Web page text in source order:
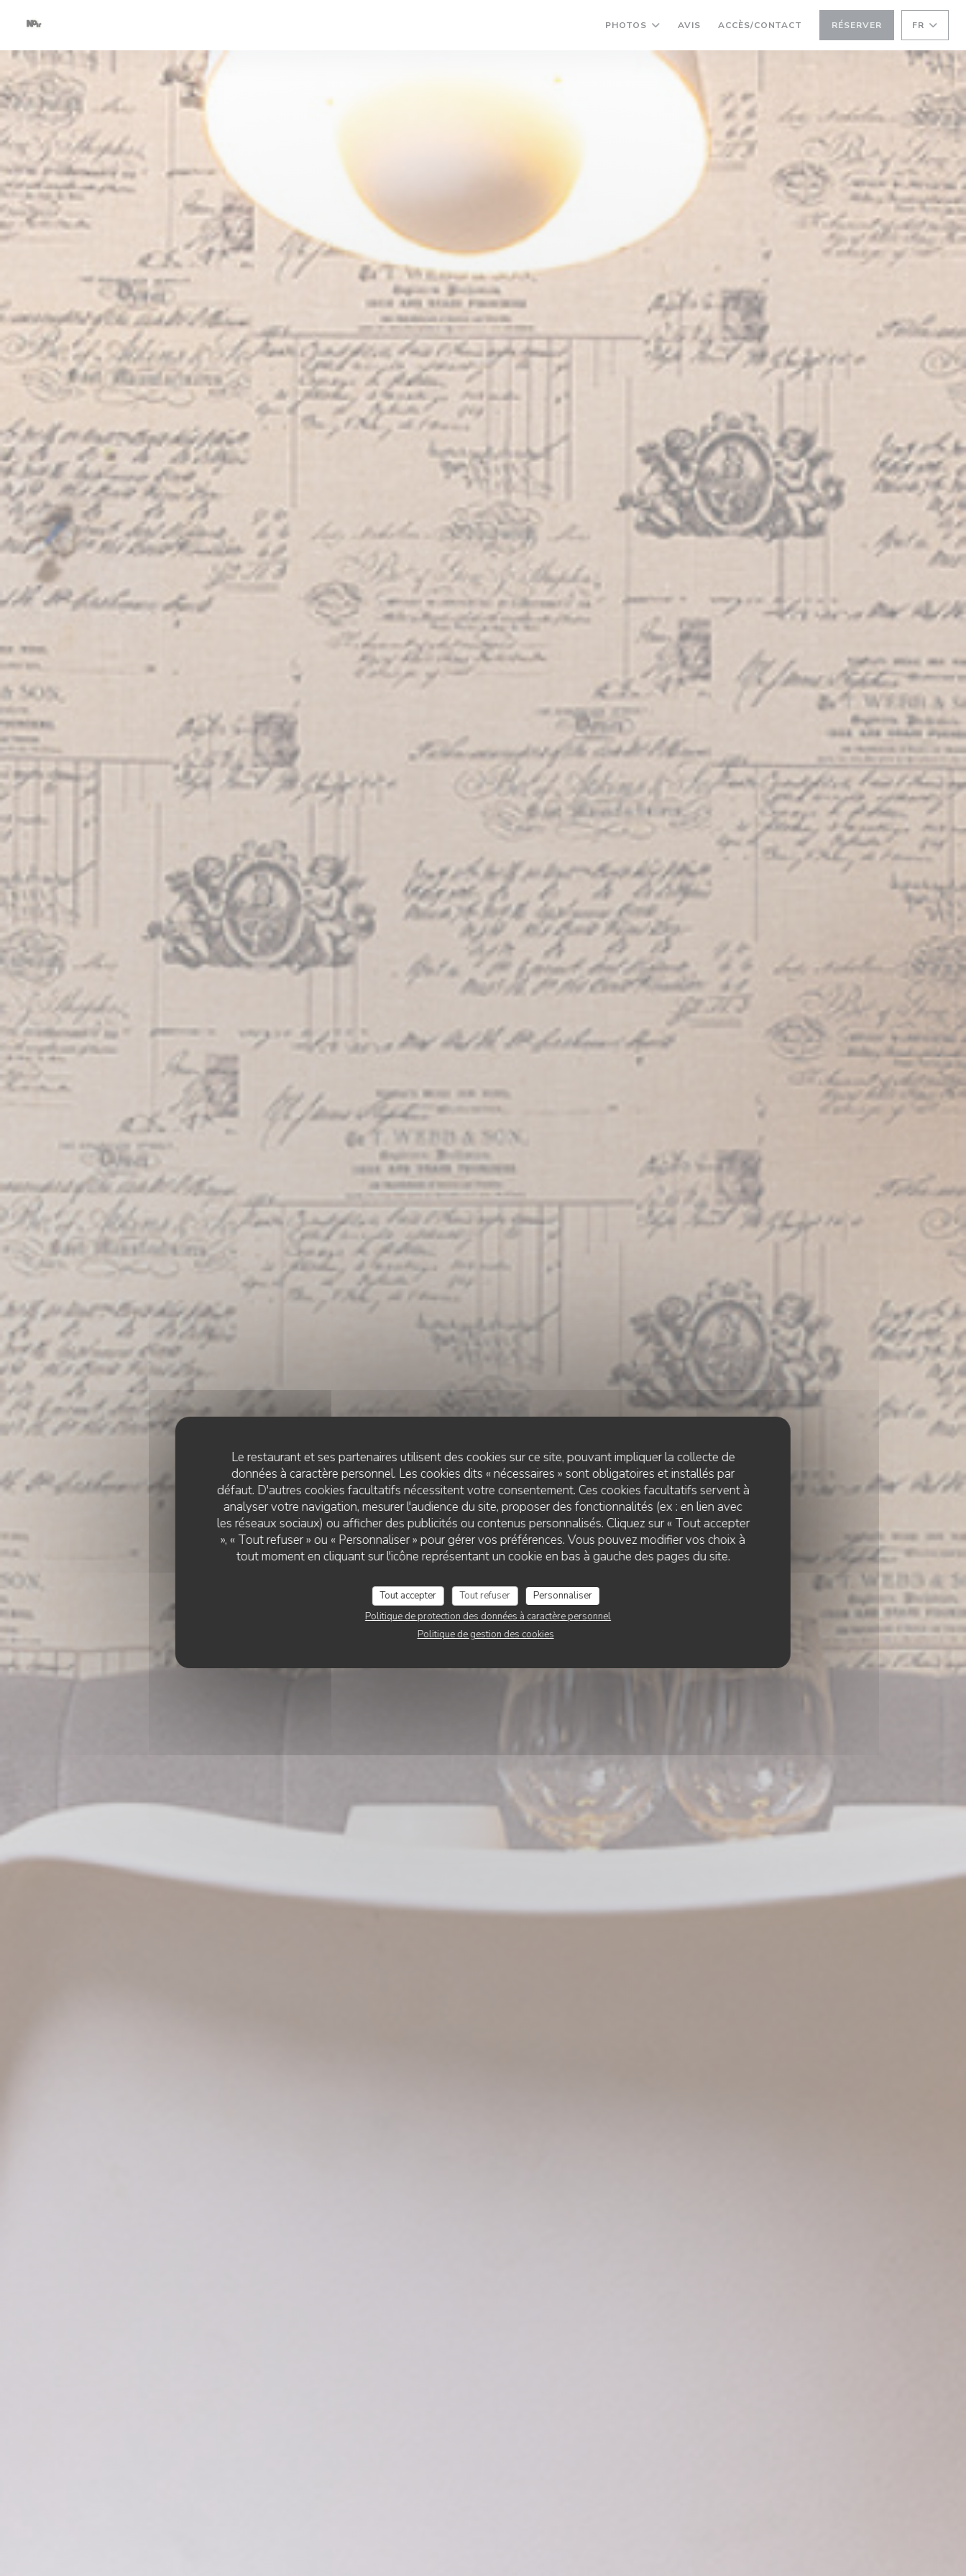
Le restaurant et ses partenaires utilisent des cookies sur ce site, pouvant impliquer la collecte de
données à caractère personnel. Les cookies dits « nécessaires » sont obligatoires et installés par
défaut. D'autres cookies facultatifs nécessitent votre consentement. Ces cookies facultatifs servent à
analyser votre navigation, mesurer l'audience du site, proposer des fonctionnalités (ex : en lien avec
les réseaux sociaux) ou afficher des publicités ou contenus personnalisés. Cliquez sur « Tout accepter
», « Tout refuser » ou « Personnaliser » pour gérer vos préférences. Vous pouvez modifier vos choix à
tout moment en cliquant sur l'icône représentant un cookie en bas à gauche des pages du site.
Tout accepter Tout refuser
Personnaliser
Politique de protection des données à caractère personnel
Politique de gestion des cookies
PHOTOS AVIS ACCÈS/CONTACT RÉSERVER FR
CRÊPERIE• VERSAILLES
BléNoir Versailles
RÉSERVER